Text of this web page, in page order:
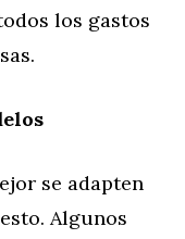
los gastos
se adapten
Algunos